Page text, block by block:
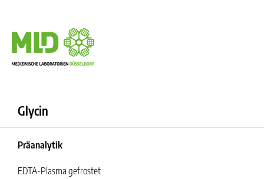
Glycin
Präanalytik
EDTA-Plasma gefrostet